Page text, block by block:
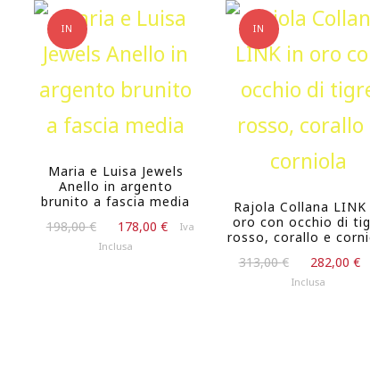
IN
OFFERTA!
Maria e Luisa Jewels
Anello in argento
brunito a fascia media
198,00€
prezzo
178,00 €
IlIva
Inclusa
IN
OFFERTA!
Rajola Collana LINK
oro con occhio di
rosso, corallo e
313,00€
prezzo
282,00 €
Inclusa